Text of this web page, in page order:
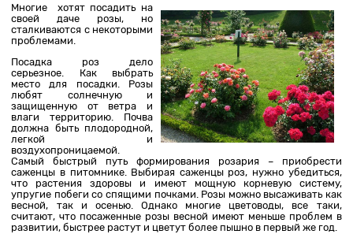
Многие хотят посадить на
своей даче розы, но
сталкиваются с некоторыми
проблемами.
Посадка роз дело
серьезное. Как выбрать
место для посадки. Розы
любят солнечную и
защищенную от ветра и
влаги территорию. Почва
должна быть плодородной,
легкой и
воздухопроницаемой.
Самый быстрый путь формирования розария – приобрести
саженцы в питомнике. Выбирая саженцы роз, нужно убедиться,
что растения здоровы и имеют мощную корневую систему,
упругие побеги со спящими почками. Розы можно высаживать как
весной, так и осенью. Однако многие цветоводы, все таки,
считают, что посаженные розы весной имеют меньше проблем в
развитии, быстрее растут и цветут более пышно в первый же год.